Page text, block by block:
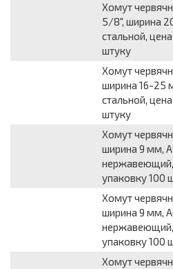
Хомут
5/8", ширина
стальной, цена
штуку
Хомут
ширина 16-25
стальной, цена
штуку
Хомут
ширина 9 мм,
нержавеющий,
упаковку 100
Хомут
ширина 9 мм,
нержавеющий,
упаковку 100
Хомут